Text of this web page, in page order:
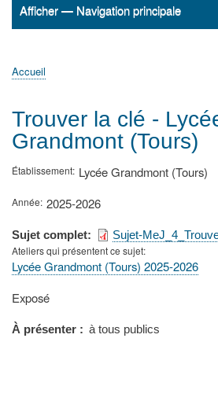
Navigation
Afficher — Navigation principale
Accueil
ActualitésMATh.en.JEANS ?
Régions et Ateliers
Créer, gérer un atelier
Sujets/Publications
Congrès
d'Ariane
Accueil
Trouver la clé -
Grandmont (Tours)
Établissement Lycée Grandmont (Tours)
Année 2025-2026
Sujet complet
Sujet-
Ateliers qui présentent ce sujet
Lycée Grandmont (Tours) 2025-2026
Type
présentation
Exposé
À présenter à tous publics